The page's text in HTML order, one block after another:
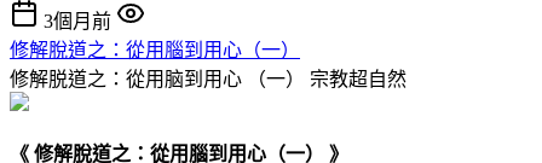
3個月前
修解脫道之：從用腦到用心（一）
修解脱道之：從用脑到用心 （一） 宗教超自然
《 修解脫道之：從用腦到用心（一） 》